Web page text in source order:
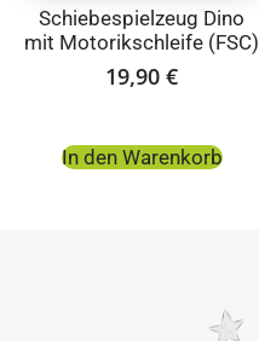
Schiebespielzeug Dino
mit Motorikschleife (FSC)
19,90 €
In den Warenkorb